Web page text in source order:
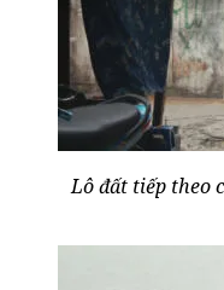
Lô đất tiếp theo